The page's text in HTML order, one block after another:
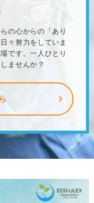
の心からの「あり
々努力をしていま
です。一人ひとり
ませんか？